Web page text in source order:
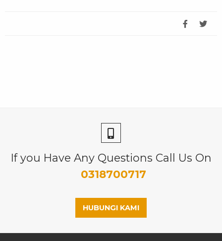
If you Have Any Questions Call Us On
0318700717
HUBUNGI KAMI